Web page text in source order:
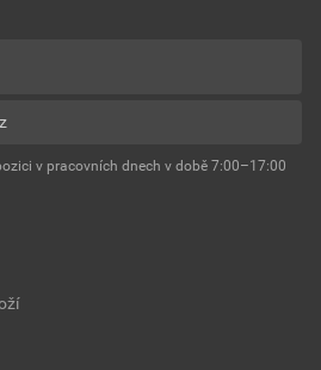
v pracovních dnech v době 7:00–17:00